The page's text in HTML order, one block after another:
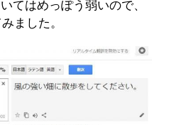
てはめっぽう弱いので、
ました。